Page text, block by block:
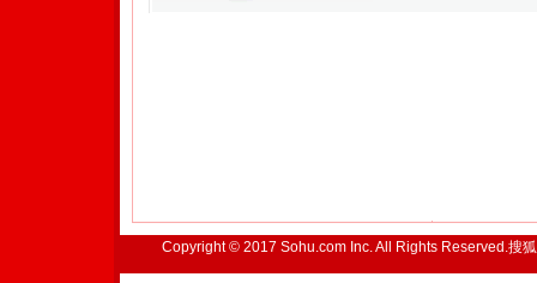
Copyright © 2017 Sohu.com Inc. All Rights Reserved.搜